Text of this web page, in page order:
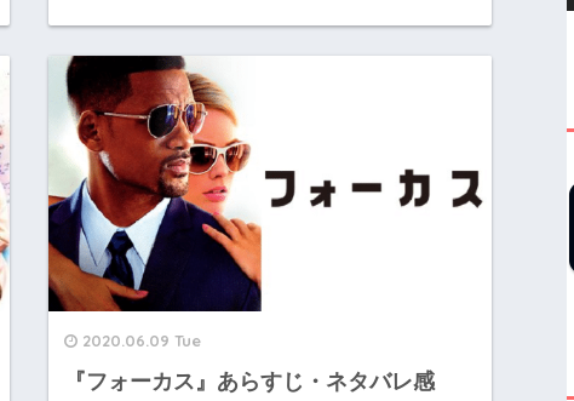
2020.06.09 Tue
『フォーカス』あらすじ・ネタバレ感